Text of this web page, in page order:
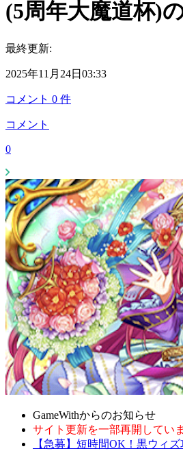
(5周年大魔道杯)
最終更新:
2025年11月24日03:33
コメント 0 件
コメント
0
GameWithからのお知らせ
サイト更新を一部再開してい
【急募】短時間OK！黒ウィ